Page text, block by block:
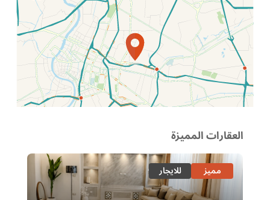
الموقع عل الخريطة
العقارات المميزة
مميز للايجار